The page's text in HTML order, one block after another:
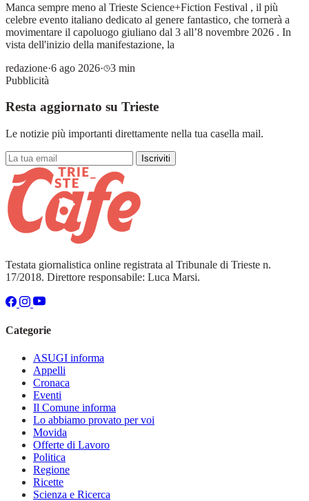
Manca sempre meno al Trieste Science+Fiction Festival , il più
celebre evento italiano dedicato al genere fantastico, che tornerà a
movimentare il capoluogo giuliano dal 3 all’8 novembre 2026 . In
vista dell'inizio della manifestazione, la
redazione·6 ago 2026·
3 min
Pubblicità
Resta aggiornato su Trieste
Le notizie più importanti direttamente nella tua casella mail.
Iscriviti
Testata giornalistica online registrata al Tribunale di Trieste n.
17/2018. Direttore responsabile: Luca Marsi.
Categorie
ASUGI informa
Appelli
Cronaca
Eventi
Il Comune informa
Lo abbiamo provato per voi
Movida
Offerte di Lavoro
Politica
Regione
Ricette
Scienza e Ricerca